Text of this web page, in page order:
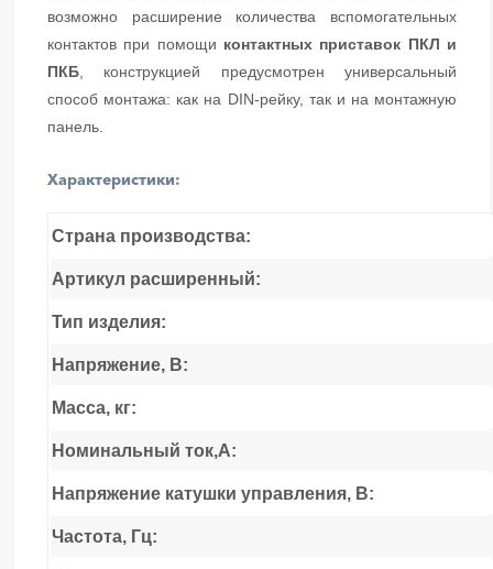
возможно расширение количества вспомогательных
контактов при помощи контактных приставок ПКЛ и
ПКБ , конструкцией предусмотрен универсальный
способ монтажа: как на DIN-рейку, так и на монтажную
панель.
Характеристики:
Страна производства:
Артикул расширенный:
Тип изделия:
Напряжение, В:
Масса, кг:
Номинальный ток,А:
Напряжение катушки управления, В:
Частота, Гц: